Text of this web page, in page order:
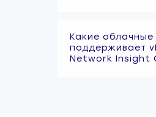
Какие облачные
поддерживает
Network Insight